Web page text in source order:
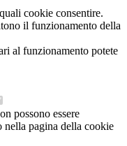
cookie consentire.
il funzionamento della
al funzionamento potete
possono essere
nella pagina della cookie